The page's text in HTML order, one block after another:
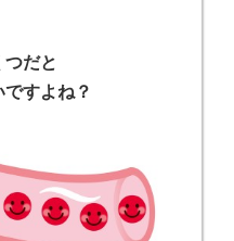
だと
すよね？